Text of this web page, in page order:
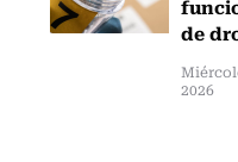
de
2026